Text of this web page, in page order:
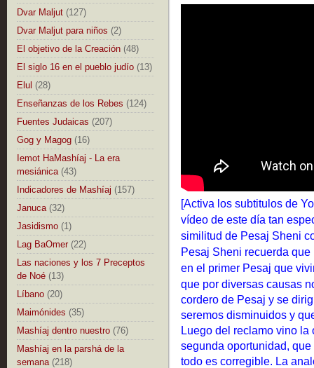
Dvar Maljut (127)
Dvar Maljut para niños (2)
El objetivo de la Creación (48)
El siglo 16 en el pueblo judío (13)
Elul (28)
Enseñanzas de los Rebes (124)
Fuentes Judaicas (207)
Gog y Magog (16)
Iemot HaMashíaj - La era
mesiánica (43)
Indicadores de Mashíaj (157)
Januca (32)
Jasidismo (1)
Lag BaOmer (22)
Las naciones y los 7 Preceptos
de Noé (13)
Líbano (20)
Maimónides (35)
Mashíaj dentro nuestro (76)
Mashíaj en la parshá de la
semana (218)
[Activa los subtitulos de
vídeo de este día tan
similitud de Pesaj Sheni
Pesaj Sheni recuerda que
en el primer Pesaj que
que por diversas causas
cordero de Pesaj y se
seremos disminuidos y
Luego del reclamo vino
segunda oportunidad,
todo es corregible. La